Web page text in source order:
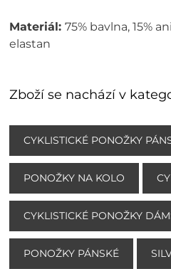
Materiál:75% bavlna, 15%
elastan
Zboží se nachází v
CYKLISTICKÉ PONOŽKY
PONOŽKY NA KOLO
CYKLISTICKÉ PONOŽKY
PONOŽKY PÁNSKÉ